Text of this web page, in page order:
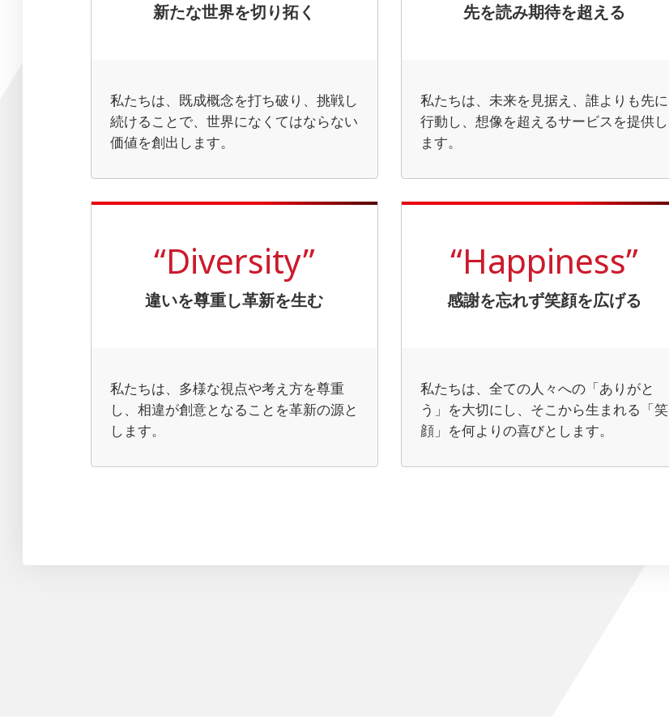
新たな世界を切り拓く
私たちは、既成概念を打ち破り、挑戦し
続けることで、世界になくてはならない
価値を創出します。
先を読み期待を超える
私たちは、未来を見据え、誰よりも先に
行動し、想像を超えるサービスを提供し
ます。
“Diversity”
違いを尊重し革新を生む
私たちは、多様な視点や考え方を尊重
し、相違が創意となることを革新の源と
します。
“Happiness”
感謝を忘れず笑顔を広げる
私たちは、全ての人々への「ありがと
う」を大切にし、そこから生まれる「笑
顔」を何よりの喜びとします。